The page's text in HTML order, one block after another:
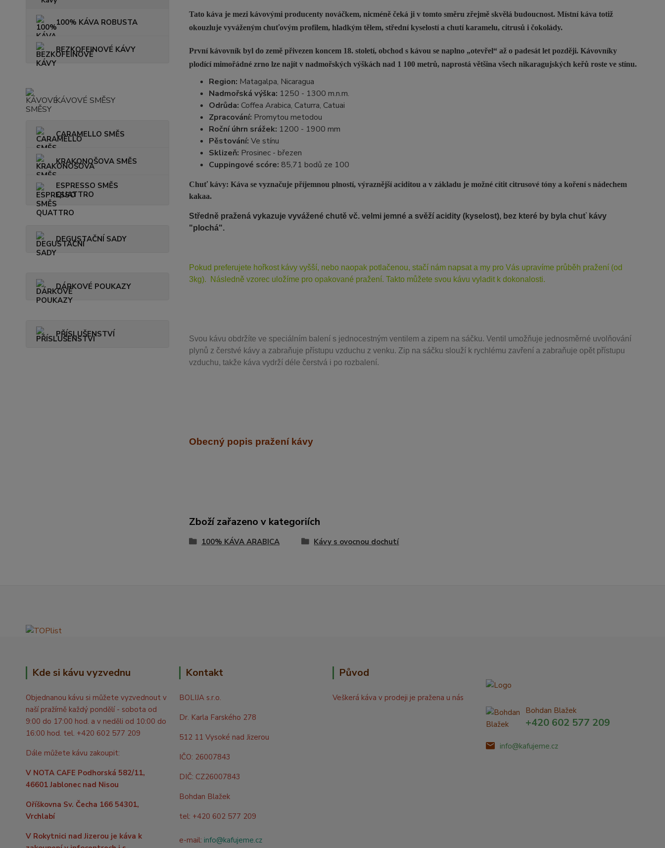
100% KÁVA ROBUSTA
BEZKOFEINOVÉ KÁVY
KÁVOVÉ SMĚSY
CARAMELLO SMĚS
KRAKONOŠOVA SMĚS
ESPRESSO SMĚS
QUATTRO
DEGUSTAČNÍ SADY
DÁRKOVÉ POUKAZY
PŘÍSLUŠENSTVÍ
Tato káva je mezi kávovými producenty nováčkem, nicméně čeká ji v tomto směru zřejmě skvělá budoucnost. Místní káva totiž
okouzluje vyváženým chuťovým profilem, hladkým tělem, střední kyselostí a chutí karamelu, citrusů i čokolády.
První kávovník byl do země přivezen koncem 18. století, obchod s kávou se naplno „otevřel“ až o padesát let později. Kávovníky
plodící mimořádné zrno lze najít v nadmořských výškách nad 1 100 metrů, naprostá většina všech nikaragujských keřů roste ve stínu.
Region: Matagalpa, Nicaragua
Nadmořská výška: 1250 - 1300 m.n.m.
Odrůda: Coffea Arabica, Caturra, Catuai
Zpracování: Promytou metodou
Roční úhrn srážek: 1200 - 1900 mm
Pěstování: Ve stínu
Sklizeň: Prosinec - březen
Cuppingové scóre: 85,71 bodů ze 100
Chuť kávy: Káva se vyznačuje příjemnou plností, výraznější aciditou a v základu je možné cítit citrusové tóny a koření s nádechem
kakaa.
Středně pražená vykazuje vyvážené chutě vč. velmi jemné a svěží acidity (kyselost), bez které by byla chuť kávy
"plochá".
Pokud preferujete hořkost kávy vyšší, nebo naopak potlačenou, stačí nám napsat a my pro Vás upravíme průběh pražení (od
3kg). Následně vzorec uložíme pro opakované pražení. Takto můžete svou kávu vyladit k dokonalosti.
Svou kávu obdržíte ve speciálním balení s jednocestným ventilem a zipem na sáčku. Ventil umožňuje jednosměrné uvolňování
plynů z čerstvé kávy a zabraňuje přístupu vzduchu z venku. Zip na sáčku slouží k rychlému zavření a zabraňuje opět přístupu
vzduchu, takže káva vydrží déle čerstvá i po rozbalení.
Obecný popis pražení kávy
Zboží zařazeno v kategoriích
100% KÁVA ARABICA Kávy s ovocnou dochutí
Kde si kávu vyzvednu
Objednanou kávu si můžete vyzvednout v
naší pražírně každý pondělí - sobota od
9:00 do 17:00 hod. a v neděli od 10:00 do
16:00 hod. tel. +420 602 577 209
Dále můžete kávu zakoupit:
V NOTA CAFE Podhorská 582/11,
46601 Jablonec nad Nisou
Oříškovna Sv. Čecha 166 54301,
Vrchlabí
V Rokytnici nad Jizerou je káva k
Kontakt
BOLIJA s.r.o.
Dr. Karla Farského 278
512 11 Vysoké nad Jizerou
IČO: 26007843
DIČ: CZ26007843
Bohdan Blažek
tel: +420 602 577 209
e-mail: info@kafujeme.cz
Původ
Veškerá káva v prodeji je pražena u nás
Bohdan Blažek
+420 602 577 209
info@kafujeme.cz